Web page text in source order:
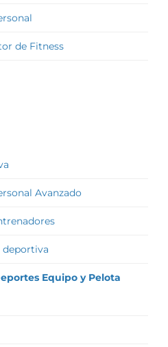
de Fitness
Avanzado
deportiva
Equipo y Pelota